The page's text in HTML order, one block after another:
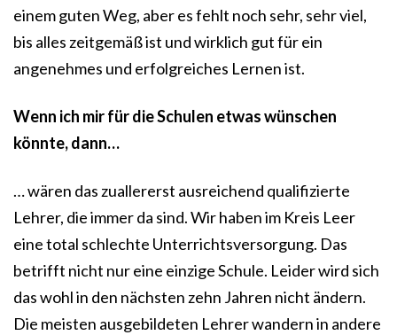
einem guten Weg, aber es fehlt noch sehr, sehr viel,
bis alles zeitgemäß ist und wirklich gut für ein
angenehmes und erfolgreiches Lernen ist.
Wenn ich mir für die Schulen etwas wünschen
könnte, dann…
… wären das zuallererst ausreichend qualifizierte
Lehrer, die immer da sind. Wir haben im Kreis Leer
eine total schlechte Unterrichtsversorgung. Das
betrifft nicht nur eine einzige Schule. Leider wird sich
das wohl in den nächsten zehn Jahren nicht ändern.
Die meisten ausgebildeten Lehrer wandern in andere